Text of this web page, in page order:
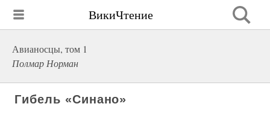
ВикиЧтение
Авианосцы, том 1
Полмар Норман
Гибель «Синано»